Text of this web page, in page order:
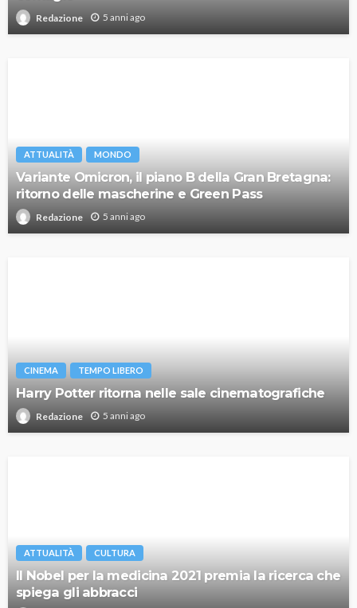
Redazione 5 anni ago
ATTUALITÀ MONDO
Variante Omicron, il piano B della Gran Bretagna:
ritorno delle mascherine e Green Pass
Redazione 5 anni ago
CINEMA TEMPO LIBERO
Harry Potter ritorna nelle sale cinematografiche
Redazione 5 anni ago
ATTUALITÀ CULTURA
Il Nobel per la medicina 2021 premia la ricerca che
spiega gli abbracci